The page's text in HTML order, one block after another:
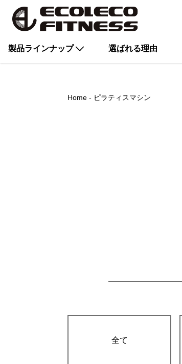
製品ラインナップ 選ばれる理由
Home ピラティスマシン
全て